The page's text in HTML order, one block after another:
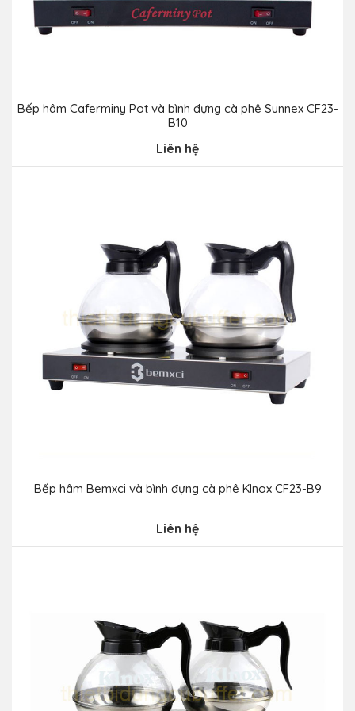
Bếp hâm Caferminy Pot và bình đựng cà phê Sunnex CF23-
B10
Liên hệ
Bếp hâm Bemxci và bình đựng cà phê Klnox CF23-B9
Liên hệ